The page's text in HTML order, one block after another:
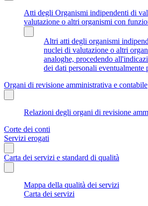
Atti degli Organismi indipendenti di
valutazione o altri organismi con
Altri atti degli organismi
nuclei di valutazione o altri
analoghe, procedendo
dei dati personali eventualmente
Organi di revisione amministrativa e contabile
Relazioni degli organi di revisione
Corte dei conti
Servizi erogati
Carta dei servizi e standard di qualità
Mappa della qualità dei servizi
Carta dei servizi